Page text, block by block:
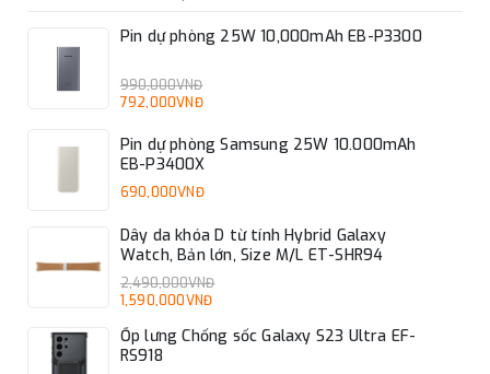
Pin dự phòng 25W 10,000mAh EB-P3300
990,000VNĐ
792,000VNĐ
Pin dự phòng Samsung 25W 10.000mAh
EB-P3400X
690,000VNĐ
Dây da khóa D từ tính Hybrid Galaxy
Watch, Bản lớn, Size M/L ET-SHR94
2,490,000VNĐ
1,590,000VNĐ
Ốp lưng Chống sốc Galaxy S23 Ultra EF-
RS918